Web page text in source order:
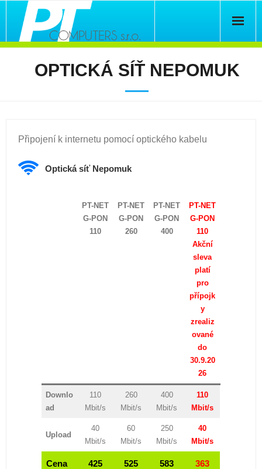
Zabezpečovací technika
Kontakty
OPTICKÁ SÍŤ NEPOMUK
Připojení k internetu pomocí optického kabelu
Optická síť Nepomuk
PT-NET
G-PON
110
PT-NET
G-PON
260
PT-NET
G-PON
400
PT-NET
G-PON
110
Akční
sleva
platí
pro
přípojk
y
zrealiz
ované
do
30.9.20
26
Downlo
ad
110
Mbit/s
260
Mbit/s
400
Mbit/s
110
Mbit/s
Upload
40
Mbit/s
60
Mbit/s
250
Mbit/s
40
Mbit/s
Cena
425
525
583
363